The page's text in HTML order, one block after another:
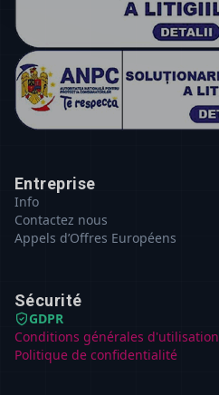
Entreprise
Info
Contactez nous
Appels d’Offres Européens
Sécurité
GDPR
Conditions générales d'utilisation
Politique de confidentialité